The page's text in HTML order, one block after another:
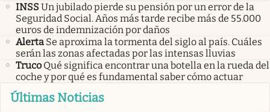
INSSUn jubilado pierde su pensión por un error de la
Seguridad Social. Años más tarde recibe más de 55.000
euros de indemnización por daños
Alerta Se aproxima la tormenta del siglo al país. Cuáles
serán las zonas afectadas por las intensas lluvias
Truco Qué significa encontrar una botella en la rueda del
coche y por qué es fundamental saber cómo actuar
Últimas Noticias